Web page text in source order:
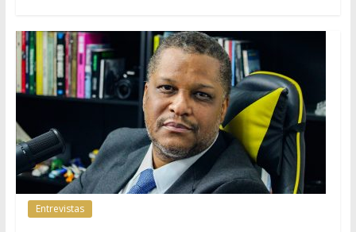
Entrevistas